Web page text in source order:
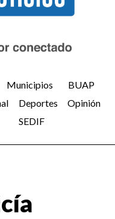
Municipios
BUAP
Deportes
Opinión
SEDIF